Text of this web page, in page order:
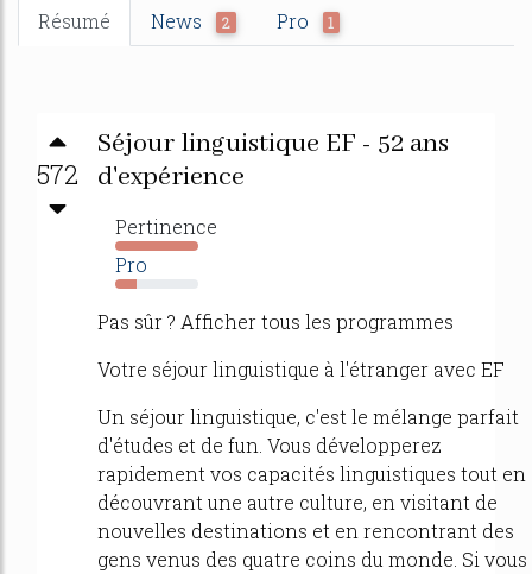
Résumé News 2 Pro 1
572
Séjour linguistique EF - 52 ans
d'expérience
Pertinence
1447%
Pro
26%
Pas sûr ? Afficher tous les programmes
Votre séjour linguistique à l'étranger avec EF
Un séjour linguistique, c'est le mélange parfait
d'études et de fun. Vous développerez
rapidement vos capacités linguistiques tout en
découvrant une autre culture, en visitant de
nouvelles destinations et en rencontrant des
gens venus des quatre coins du monde. Si vous